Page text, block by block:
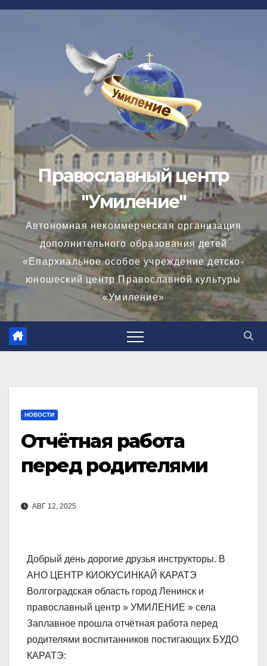
Перейти
Православный центр
"Умиление"
Автономная некоммерческая организация
дополнительного образования детей
«Епархиальное особое учреждение детско-
юношеский центр Православной культуры
«Умиление»
НОВОСТИ
Отчётная работа
перед родителями
АВГ 12, 2025
Добрый день дорогие друзья инструкторы. В
АНО ЦЕНТР КИОКУСИНКАЙ КАРАТЭ
Волгоградская область город Ленинск и
православный центр » УМИЛЕНИЕ » села
Заплавное прошла отчётная работа перед
родителями воспитанников постигающих БУДО
КАРАТЭ: